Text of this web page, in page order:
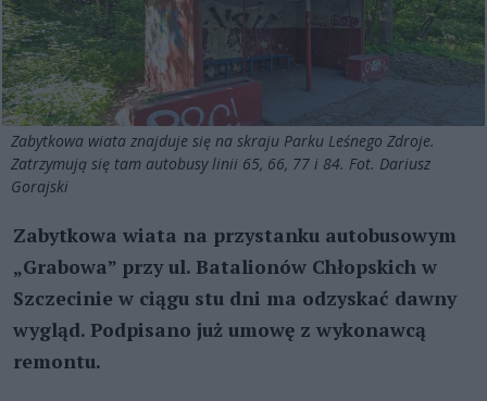
Zabytkowa wiata znajduje się na skraju Parku Leśnego Zdroje.
Zatrzymują się tam autobusy linii 65, 66, 77 i 84. Fot. Dariusz
Gorajski
Zabytkowa wiata na przystanku autobusowym
„Grabowa” przy ul. Batalionów Chłopskich w
Szczecinie w ciągu stu dni ma odzyskać dawny
wygląd. Podpisano już umowę z wykonawcą
remontu.